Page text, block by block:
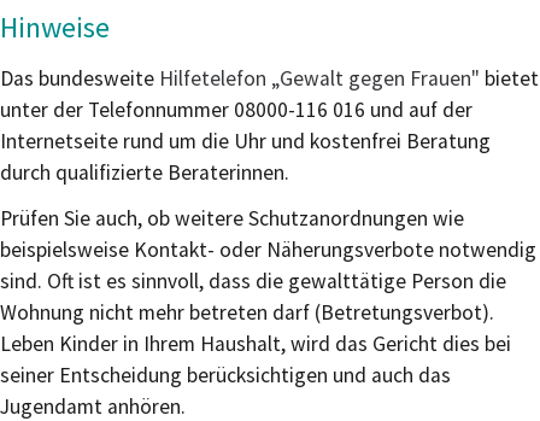
Hinweise
Das bundesweite Hilfetelefon „Gewalt gegen Frauen" bietet
unter der Telefonnummer 08000-116 016 und auf der
Internetseite rund um die Uhr und kostenfrei Beratung
durch qualifizierte Beraterinnen.
Prüfen Sie auch, ob weitere Schutzanordnungen wie
beispielsweise Kontakt- oder Näherungsverbote notwendig
sind. Oft ist es sinnvoll, dass die gewalttätige Person die
Wohnung nicht mehr betreten darf (Betretungsverbot).
Leben Kinder in Ihrem Haushalt, wird das Gericht dies bei
seiner Entscheidung berücksichtigen und auch das
Jugendamt anhören.